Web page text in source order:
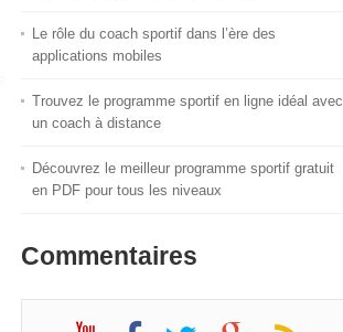
Le rôle du coach sportif dans l’ère des
applications mobiles
Trouvez le programme sportif en ligne idéal avec
un coach à distance
Découvrez le meilleur programme sportif gratuit
en PDF pour tous les niveaux
Commentaires